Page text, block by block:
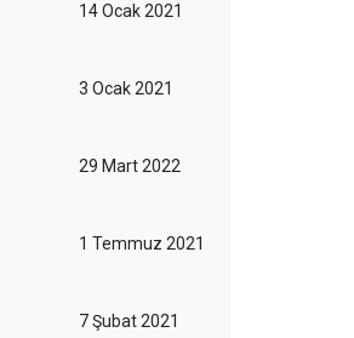
14 Ocak 2021
3 Ocak 2021
29 Mart 2022
1 Temmuz 2021
7 Şubat 2021